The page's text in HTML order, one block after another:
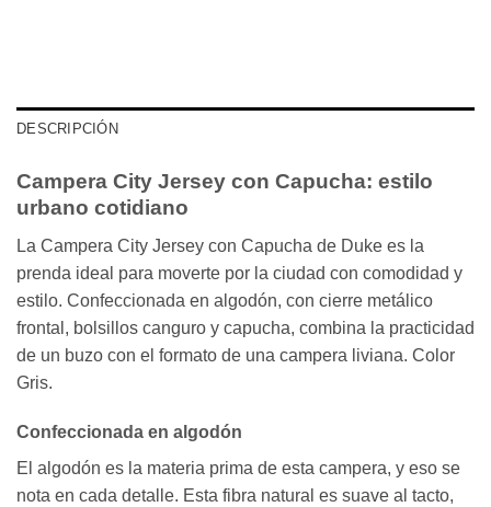
DESCRIPCIÓN
Campera City Jersey con Capucha: estilo
urbano cotidiano
La Campera City Jersey con Capucha de Duke es la
prenda ideal para moverte por la ciudad con comodidad y
estilo. Confeccionada en algodón, con cierre metálico
frontal, bolsillos canguro y capucha, combina la practicidad
de un buzo con el formato de una campera liviana. Color
Gris.
Confeccionada en algodón
El algodón es la materia prima de esta campera, y eso se
nota en cada detalle. Esta fibra natural es suave al tacto,